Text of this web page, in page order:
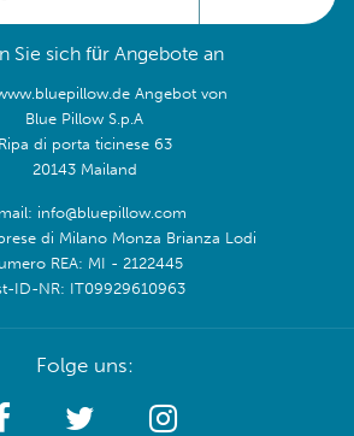
Sie sich für Angebote an
Angebot von
Blue Pillow S.p.A
Ripa di porta ticinese 63
20143 Mailand
info@bluepillow.com
di Milano Monza Brianza Lodi
REA: MI - 2122445
ID-NR: IT09929610963
Folge uns: